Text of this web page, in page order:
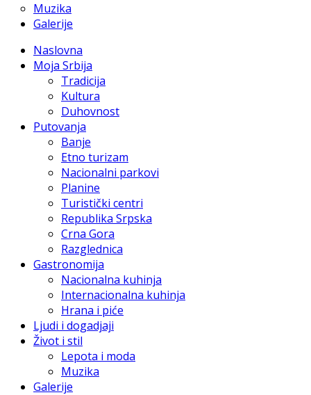
Muzika
Galerije
Naslovna
Moja Srbija
Tradicija
Kultura
Duhovnost
Putovanja
Banje
Etno turizam
Nacionalni parkovi
Planine
Turistički centri
Republika Srpska
Crna Gora
Razglednica
Gastronomija
Nacionalna kuhinja
Internacionalna kuhinja
Hrana i piće
Ljudi i dogadjaji
Život i stil
Lepota i moda
Muzika
Galerije